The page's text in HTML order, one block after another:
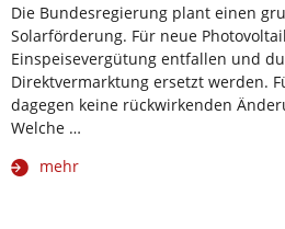
Die Bundesregierung plant einen
Solarförderung. Für neue
Einspeisevergütung entfallen und
Direktvermarktung ersetzt werden.
dagegen keine rückwirkenden
Welche …
mehr